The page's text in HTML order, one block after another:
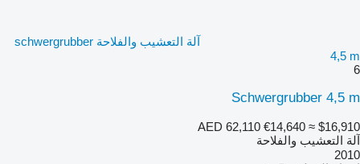
آلة التعشيب والفلاحة schwergrubber
4,5 m
6
Schwergrubber 4,5 m
AED 62,110 €14,640 ≈ $16,910
آلة التعشيب والفلاحة
2010